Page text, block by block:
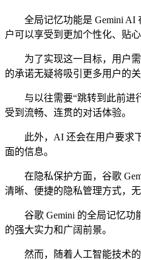
全局记忆功能是 Gemini AI
户可以享受到更加个性化、贴心
为了实现这一目标，用户需
的承诺无疑将吸引更多用户的关
与以往需要“跳转到此前进行
受到流畅、连贯的对话体验。
此外，AI 还会在用户要求下
面的信息。
在隐私保护方面，谷歌
清晰、便捷的隐私管理方式，
谷歌 Gemini 的全局记忆功能
的强大实力和广阔前景。
然而，随着人工智能技术的